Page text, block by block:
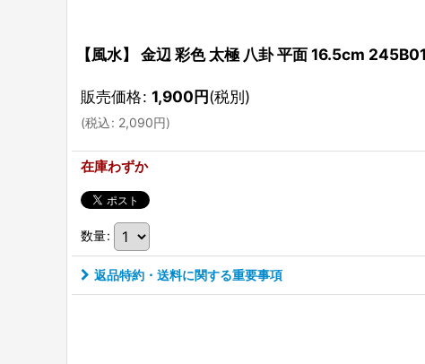
【風水】 金辺 彩色 太極 八卦 平面 16.5cm 245B01
販売価格: 1,900円(税別)
(税込: 2,090円)
在庫わずか
数量:
返品特約・送料に関する重要事項